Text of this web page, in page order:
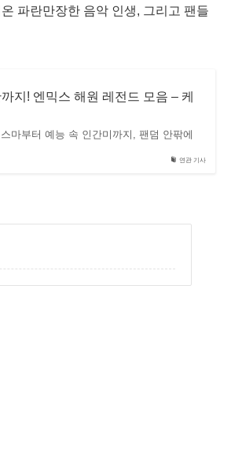
파란만장한 음악 인생, 그리고 팬들
연관 기사
지! 엔믹스 해원 레전드 모음 – 케
마부터 예능 속 인간미까지, 팬덤 안팎에